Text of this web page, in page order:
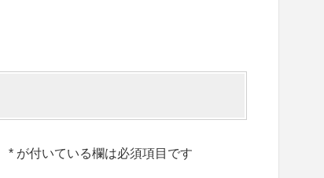
* が付いている欄は必須項目です